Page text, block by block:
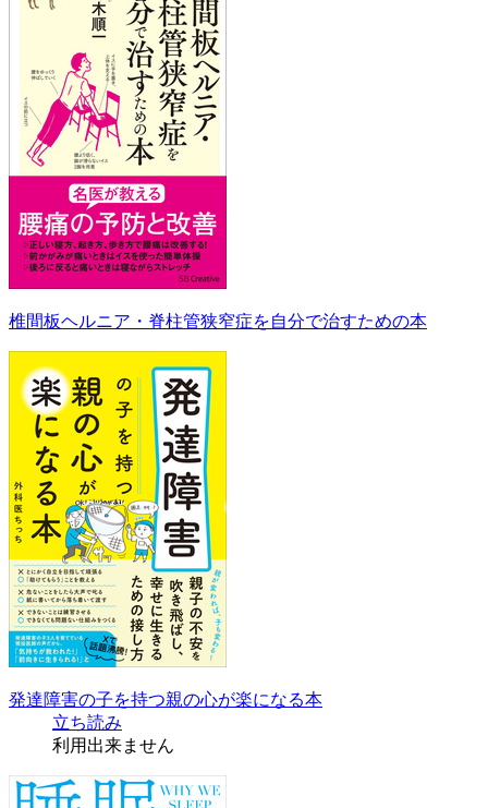
椎間板ヘルニア・脊柱管狭窄症を自分で治すための本
発達障害の子を持つ親の心が楽になる本
立ち読み
利用出来ません